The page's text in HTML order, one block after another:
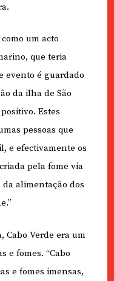
um acto
que teria
evento é guardado
da ilha de São
Estes
pessoas que
e efectivamente os
pela fome via
alimentação dos
Cabo Verde era um
e fomes. “Cabo
e fomes imensas,